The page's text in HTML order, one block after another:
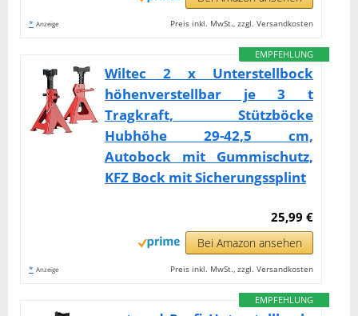
* Anzeige Preis inkl. MwSt., zzgl. Versandkosten
EMPFEHLUNG
Wiltec 2 x Unterstellbock
höhenverstellbar je 3 t
Tragkraft, Stützböcke
Hubhöhe 29-42,5 cm,
Autobock mit Gummischutz,
KFZ Bock mit Sicherungssplint
25,99 €
Bei Amazon ansehen
* Anzeige Preis inkl. MwSt., zzgl. Versandkosten
EMPFEHLUNG